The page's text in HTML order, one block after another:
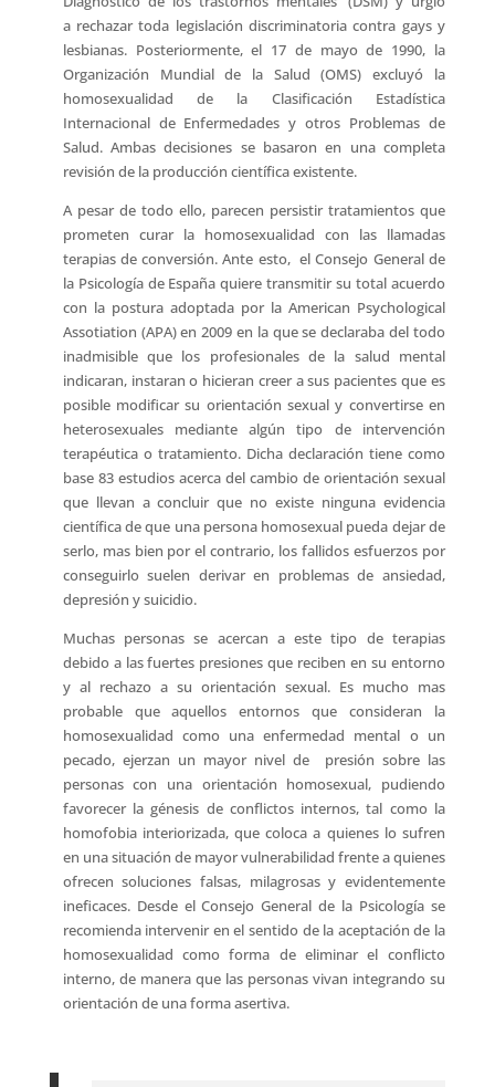
a rechazar toda legislación discriminatoria contra gays y
lesbianas. Posteriormente, el 17 de mayo de 1990, la
Organización Mundial de la Salud (OMS) excluyó la
homosexualidad de la Clasificación Estadística
Internacional de Enfermedades y otros Problemas de
Salud. Ambas decisiones se basaron en una completa
revisión de la producción científica existente.
A pesar de todo ello, parecen persistir tratamientos que
prometen curar la homosexualidad con las llamadas
terapias de conversión. Ante esto, el Consejo General de
la Psicología de España quiere transmitir su total acuerdo
con la postura adoptada por la American Psychological
Assotiation (APA) en 2009 en la que se declaraba del todo
inadmisible que los profesionales de la salud mental
indicaran, instaran o hicieran creer a sus pacientes que es
posible modificar su orientación sexual y convertirse en
heterosexuales mediante algún tipo de intervención
terapéutica o tratamiento. Dicha declaración tiene como
base 83 estudios acerca del cambio de orientación sexual
que llevan a concluir que no existe ninguna evidencia
científica de que una persona homosexual pueda dejar de
serlo, mas bien por el contrario, los fallidos esfuerzos por
conseguirlo suelen derivar en problemas de ansiedad,
depresión y suicidio.
Muchas personas se acercan a este tipo de terapias
debido a las fuertes presiones que reciben en su entorno
y al rechazo a su orientación sexual. Es mucho mas
probable que aquellos entornos que consideran la
homosexualidad como una enfermedad mental o un
pecado, ejerzan un mayor nivel de presión sobre las
personas con una orientación homosexual, pudiendo
favorecer la génesis de conflictos internos, tal como la
homofobia interiorizada, que coloca a quienes lo sufren
en una situación de mayor vulnerabilidad frente a quienes
ofrecen soluciones falsas, milagrosas y evidentemente
ineficaces. Desde el Consejo General de la Psicología se
recomienda intervenir en el sentido de la aceptación de la
homosexualidad como forma de eliminar el conflicto
interno, de manera que las personas vivan integrando su
orientación de una forma asertiva.